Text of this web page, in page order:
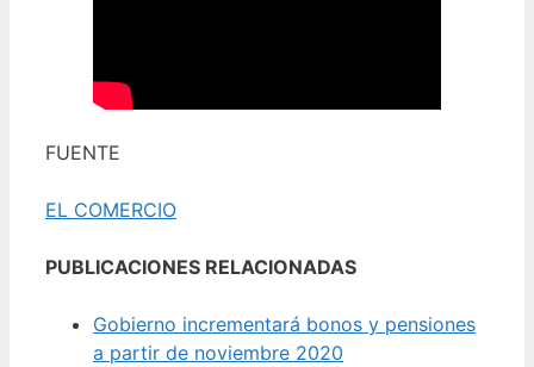
FUENTE
EL COMERCIO
PUBLICACIONES RELACIONADAS
Gobierno incrementará bonos y pensiones
a partir de noviembre 2020